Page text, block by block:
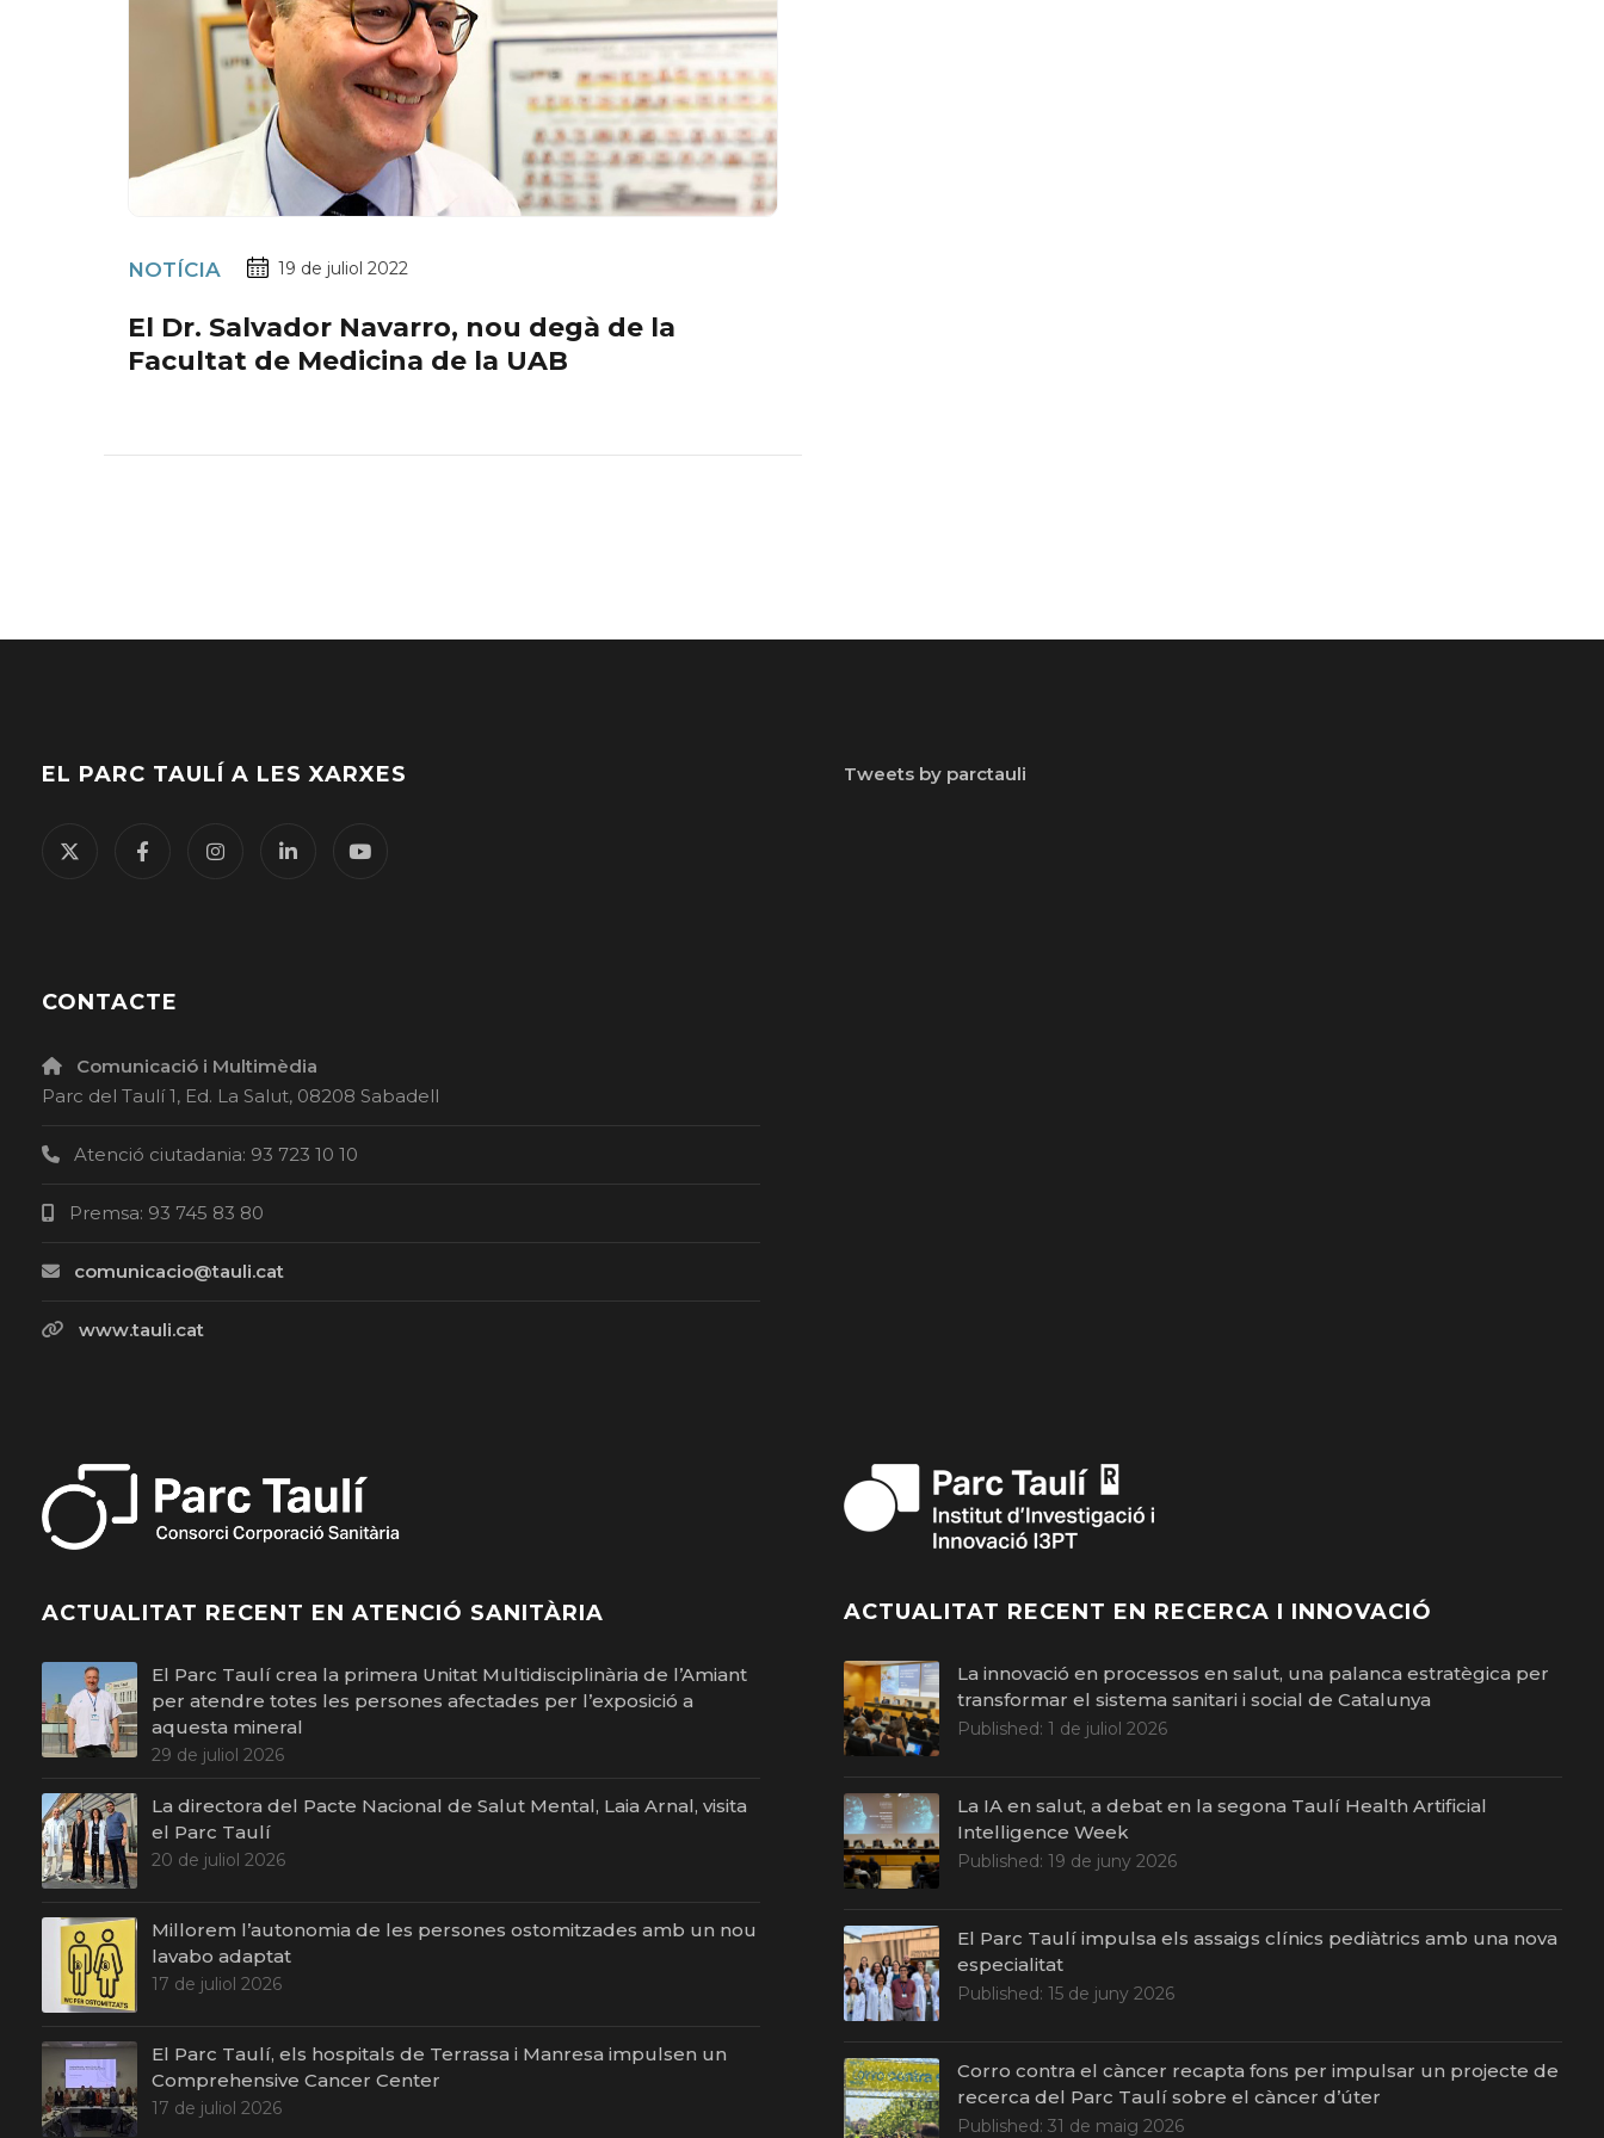
NOTÍCIA 19 de juliol 2022
El Dr. Salvador Navarro, nou degà de la
Facultat de Medicina de la UAB
EL PARC TAULÍ A LES XARXES
CONTACTE
Comunicació i Multimèdia
Parc del Taulí 1, Ed. La Salut, 08208 Sabadell
Atenció ciutadania: 93 723 10 10
Premsa: 93 745 83 80
comunicacio@tauli.cat
www.tauli.cat
ACTUALITAT RECENT EN ATENCIÓ SANITÀRIA
El Parc Taulí crea la primera Unitat Multidisciplinària de l’Amiant
per atendre totes les persones afectades per l’exposició a
aquesta mineral
29 de juliol 2026
La directora del Pacte Nacional de Salut Mental, Laia Arnal, visita
el Parc Taulí
20 de juliol 2026
Millorem l’autonomia de les persones ostomitzades amb un nou
lavabo adaptat
17 de juliol 2026
El Parc Taulí, els hospitals de Terrassa i Manresa impulsen un
Comprehensive Cancer Center
17 de juliol 2026
ACTUALITAT RECENT EN RECERCA I INNOVACIÓ
La innovació en processos en salut, una palanca estratègica per
transformar el sistema sanitari i social de Catalunya
Published: 1 de juliol 2026
La IA en salut, a debat en la segona Taulí Health Artificial
Intelligence Week
Published: 19 de juny 2026
El Parc Taulí impulsa els assaigs clínics pediàtrics amb una nova
especialitat
Published: 15 de juny 2026
Corro contra el càncer recapta fons per impulsar un projecte de
recerca del Parc Taulí sobre el càncer d’úter
Published: 31 de maig 2026
Tweets by parctauli